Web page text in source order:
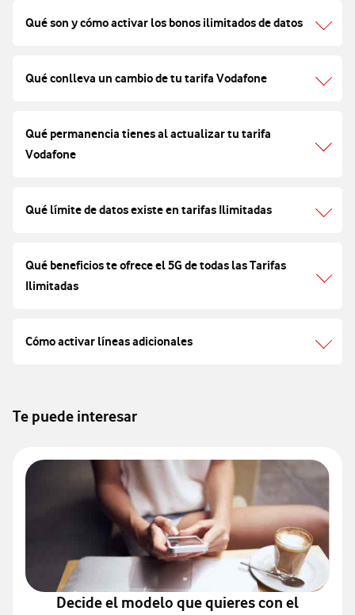
Qué son y cómo activar los bonos ilimitados de datos
Qué conlleva un cambio de tu tarifa Vodafone
Qué permanencia tienes al actualizar tu tarifa
Vodafone
Qué límite de datos existe en tarifas Ilimitadas
Qué beneficios te ofrece el 5G de todas las Tarifas
Ilimitadas
Cómo activar líneas adicionales
Te puede interesar
Decide el modelo que quieres con el